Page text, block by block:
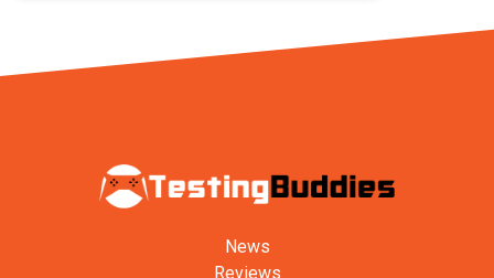
News
Reviews